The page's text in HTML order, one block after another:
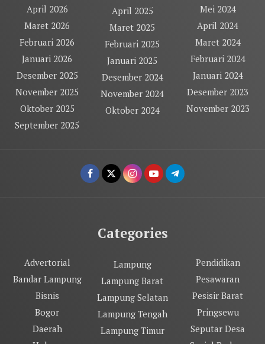
April 2026
Maret 2026
Februari 2026
Januari 2026
Desember 2025
November 2025
Oktober 2025
September 2025
April 2025
Maret 2025
Februari 2025
Januari 2025
Desember 2024
November 2024
Oktober 2024
Mei 2024
April 2024
Maret 2024
Februari 2024
Januari 2024
Desember 2023
November 2023
Categories
Advertorial
Bandar Lampung
Bisnis
Bogor
Daerah
Lampung
Lampung Barat
Lampung Selatan
Lampung Tengah
Lampung Timur
Pendidikan
Pesawaran
Pesisir Barat
Pringsewu
Seputar Desa